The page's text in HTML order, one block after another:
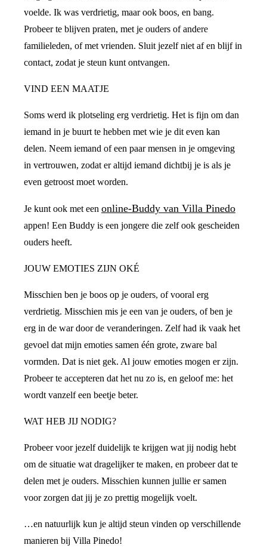
voelde. Ik was verdrietig, maar ook boos, en bang.
Probeer te blijven praten, met je ouders of andere
familieleden, of met vrienden. Sluit jezelf niet af en blijf in
contact, zodat je steun kunt ontvangen.
VIND EEN MAATJE
Soms werd ik plotseling erg verdrietig. Het is fijn om dan
iemand in je buurt te hebben met wie je dit even kan
delen. Neem iemand of een paar mensen in je omgeving
in vertrouwen, zodat er altijd iemand dichtbij je is als je
even getroost moet worden.
Je kunt ook met een online-Buddy van Villa Pinedo
appen! Een Buddy is een jongere die zelf ook gescheiden
ouders heeft.
JOUW EMOTIES ZIJN OKÉ
Misschien ben je boos op je ouders, of vooral erg
verdrietig. Misschien mis je een van je ouders, of ben je
erg in de war door de veranderingen. Zelf had ik vaak het
gevoel dat mijn emoties samen één grote, zware bal
vormden. Dat is niet gek. Al jouw emoties mogen er zijn.
Probeer te accepteren dat het nu zo is, en geloof me: het
wordt vanzelf een beetje beter.
WAT HEB JIJ NODIG?
Probeer voor jezelf duidelijk te krijgen wat jij nodig hebt
om de situatie wat dragelijker te maken, en probeer dat te
delen met je ouders. Misschien kunnen jullie er samen
voor zorgen dat jij je zo prettig mogelijk voelt.
…en natuurlijk kun je altijd steun vinden op verschillende
manieren bij Villa Pinedo!